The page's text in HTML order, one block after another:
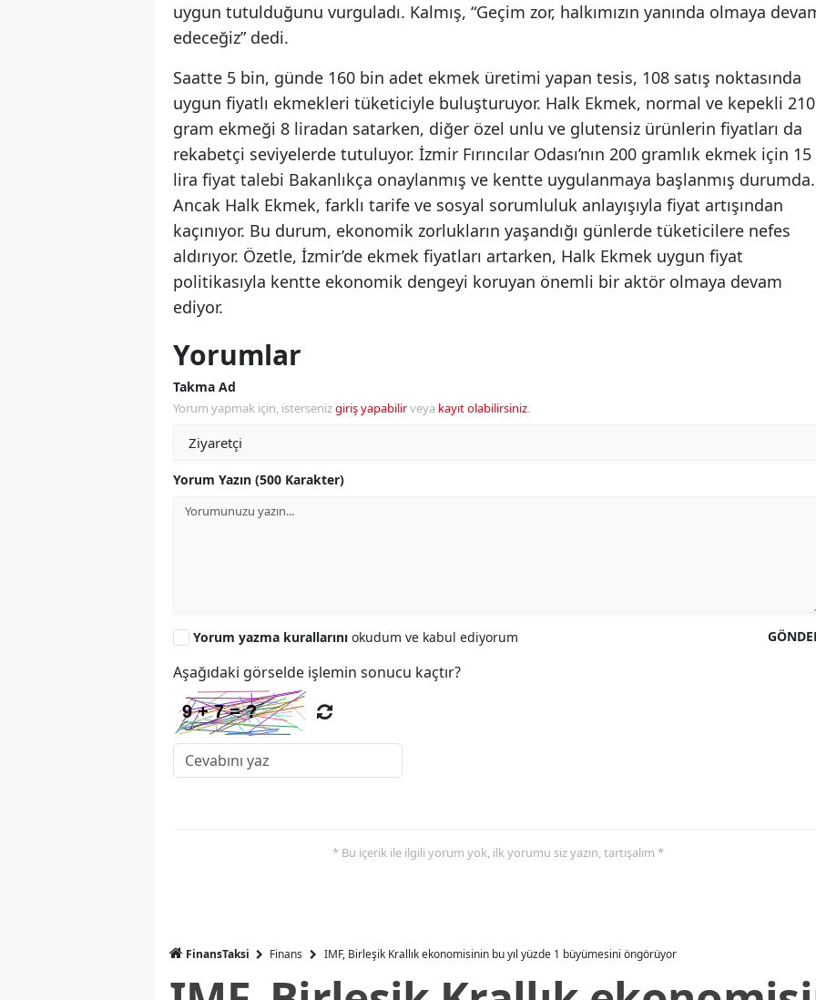
uygun tutulduğunu vurguladı. Kalmış, “Geçim zor, halkımızın yanında olmaya
edeceğiz” dedi.
Saatte 5 bin, günde 160 bin adet ekmek üretimi yapan tesis, 108 satış noktasında
uygun fiyatlı ekmekleri tüketiciyle buluşturuyor. Halk Ekmek, normal ve kepekli 210
gram ekmeği 8 liradan satarken, diğer özel unlu ve glutensiz ürünlerin fiyatları da
rekabetçi seviyelerde tutuluyor. İzmir Fırıncılar Odası’nın 200 gramlık ekmek için 15
lira fiyat talebi Bakanlıkça onaylanmış ve kentte uygulanmaya başlanmış durumda.
Ancak Halk Ekmek, farklı tarife ve sosyal sorumluluk anlayışıyla fiyat artışından
kaçınıyor. Bu durum, ekonomik zorlukların yaşandığı günlerde tüketicilere nefes
aldırıyor. Özetle, İzmir’de ekmek fiyatları artarken, Halk Ekmek uygun fiyat
politikasıyla kentte ekonomik dengeyi koruyan önemli bir aktör olmaya devam
ediyor.
Yorumlar
Takma Ad
Yorum yapmak için, istersenizgiriş yapabilirveya kayıt olabilirsiniz.
Yorum Yazın (500 Karakter)
Yorum yazma kurallarını okudum ve kabul ediyorum
Aşağıdaki görselde işlemin sonucu kaçtır?
* Bu içerik ile ilgili yorum yok, ilk yorumu siz yazın, tartışalım *
FinansTaksi Finans IMF, Birleşik Krallık ekonomisinin bu yıl yüzde 1 büyümesini öngörüyor